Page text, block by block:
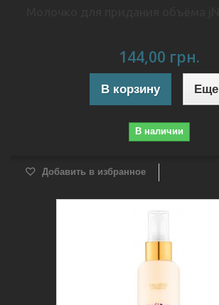
144,00 грн.
В корзину Еще
В наличии
Добавить в избранное